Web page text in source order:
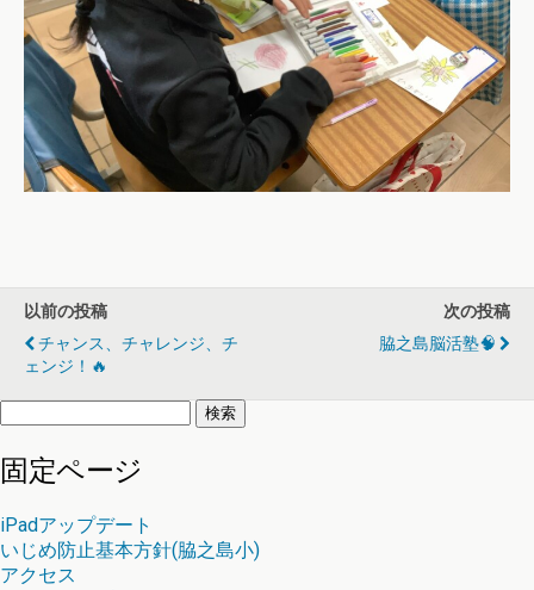
以前の投稿
チャンス、チャレンジ、チ
ェンジ！🔥
次の投稿
脇之島脳活塾🧠
検
固定ページ
iPadアップデート
いじめ防止基本方針(脇之島小)
アクセス